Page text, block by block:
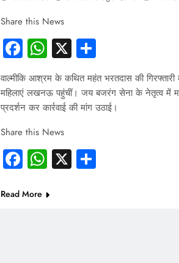
Share this News
Facebook
WhatsApp
X
वाल्मीकि आश्रम के कथित महंत भरतदास की
महिलाएं लखनऊ पहुंचीं। जय बजरंग सेना के नेतृत्व में
प्रदर्शन कर कार्रवाई की मांग उठाई।
Share this News
Facebook
WhatsApp
X
Read More